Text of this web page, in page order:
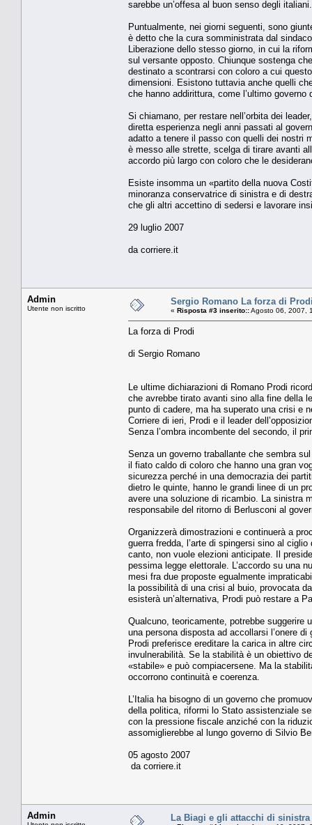
sarebbe un’offesa al buon senso degli
Puntualmente, nei giorni seguenti, sono
è detto che la cura somministrata dal
Liberazione dello stesso giorno, in cui la
sul versante opposto. Chiunque sostenga
destinato a scontrarsi con coloro a cui
dimensioni. Esistono tuttavia anche quelli
che hanno addirittura, come l’ultimo
Si chiamano, per restare nell’orbita dei
diretta esperienza negli anni passati al
adatto a tenere il passo con quelli dei nostri
è messo alle strette, scelga di tirare avanti
accordo più largo con coloro che le
Esiste insomma un «partito della nuova
minoranza conservatrice di sinistra e di
che gli altri accettino di sedersi e lavorare
29 luglio 2007
da corriere.it
Admin
Utente non iscritto
Sergio Romano La forza di
« Risposta #3 inserito::Agosto 06, 2007,
La forza di Prodi
di Sergio Romano
Le ultime dichiarazioni di Romano Prodi
che avrebbe tirato avanti sino alla fine della
punto di cadere, ma ha superato una crisi e
Corriere di ieri, Prodi e il leader
Senza l’ombra incombente del secondo, il
Senza un governo traballante che sembra
il fiato caldo di coloro che hanno una gran
sicurezza perché in una democrazia dei
dietro le quinte, hanno le grandi linee di un
avere una soluzione di ricambio. La sinistra
responsabile del ritorno di Berlusconi al
Organizzerà dimostrazioni e continuerà a
guerra fredda, l’arte di spingersi sino al
canto, non vuole elezioni anticipate. Il
pessima legge elettorale. L’accordo su una
mesi fra due proposte egualmente
la possibilità di una crisi al buio, provocata
esisterà un’alternativa, Prodi può restare a
Qualcuno, teoricamente, potrebbe suggerire
una persona disposta ad accollarsi l’onere
Prodi preferisce ereditare la carica in altre
invulnerabilità. Se la stabilità è un obiettivo
«stabile» e può compiacersene. Ma la
occorrono continuità e coerenza.
L’Italia ha bisogno di un governo che
della politica, riformi lo Stato assistenziale
con la pressione fiscale anziché con la
assomiglierebbe al lungo governo di Silvio
05 agosto 2007
da corriere.it
Admin La Biagi e gli attacchi di